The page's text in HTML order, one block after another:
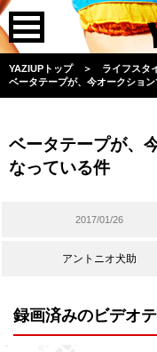
YAZIUPトップ ＞ ライフスタ
ベータテープが、今オークショ
ベータテープが、
なっている件
2017/01/26
アントニオ犬助
録画済みのビデオ